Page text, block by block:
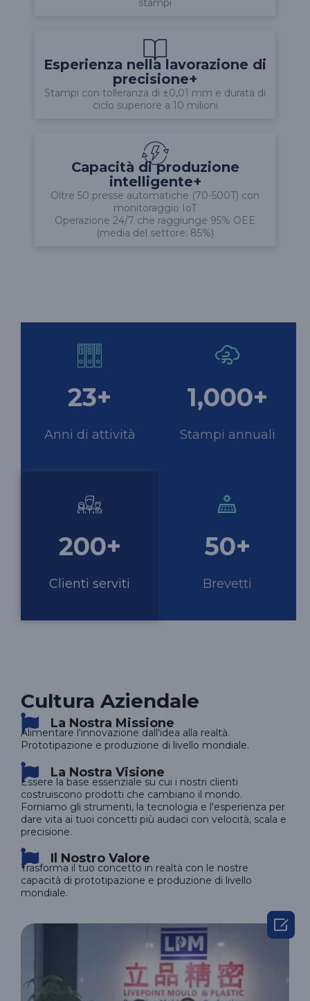
stampi
Esperienza nella lavorazione di
precisione+
Stampi con tolleranza di ±0,01 mm e durata di
ciclo superiore a 10 milioni
Capacità di produzione
intelligente+
Oltre 50 presse automatiche (70-500T) con
monitoraggio IoT
Operazione 24/7 che raggiunge 95% OEE
(media del settore: 85%)
23+
Anni di attività
1,000+
Stampi annuali
200+
Clienti serviti
50+
Brevetti
Cultura Aziendale
La Nostra Missione
Alimentare l'innovazione dall'idea alla realtà.
Prototipazione e produzione di livello mondiale.
La Nostra Visione
Essere la base essenziale su cui i nostri clienti
costruiscono prodotti che cambiano il mondo.
Forniamo gli strumenti, la tecnologia e l'esperienza per
dare vita ai tuoi concetti più audaci con velocità, scala e
precisione.
Il Nostro Valore
Trasforma il tuo concetto in realtà con le nostre
capacità di prototipazione e produzione di livello
mondiale.
